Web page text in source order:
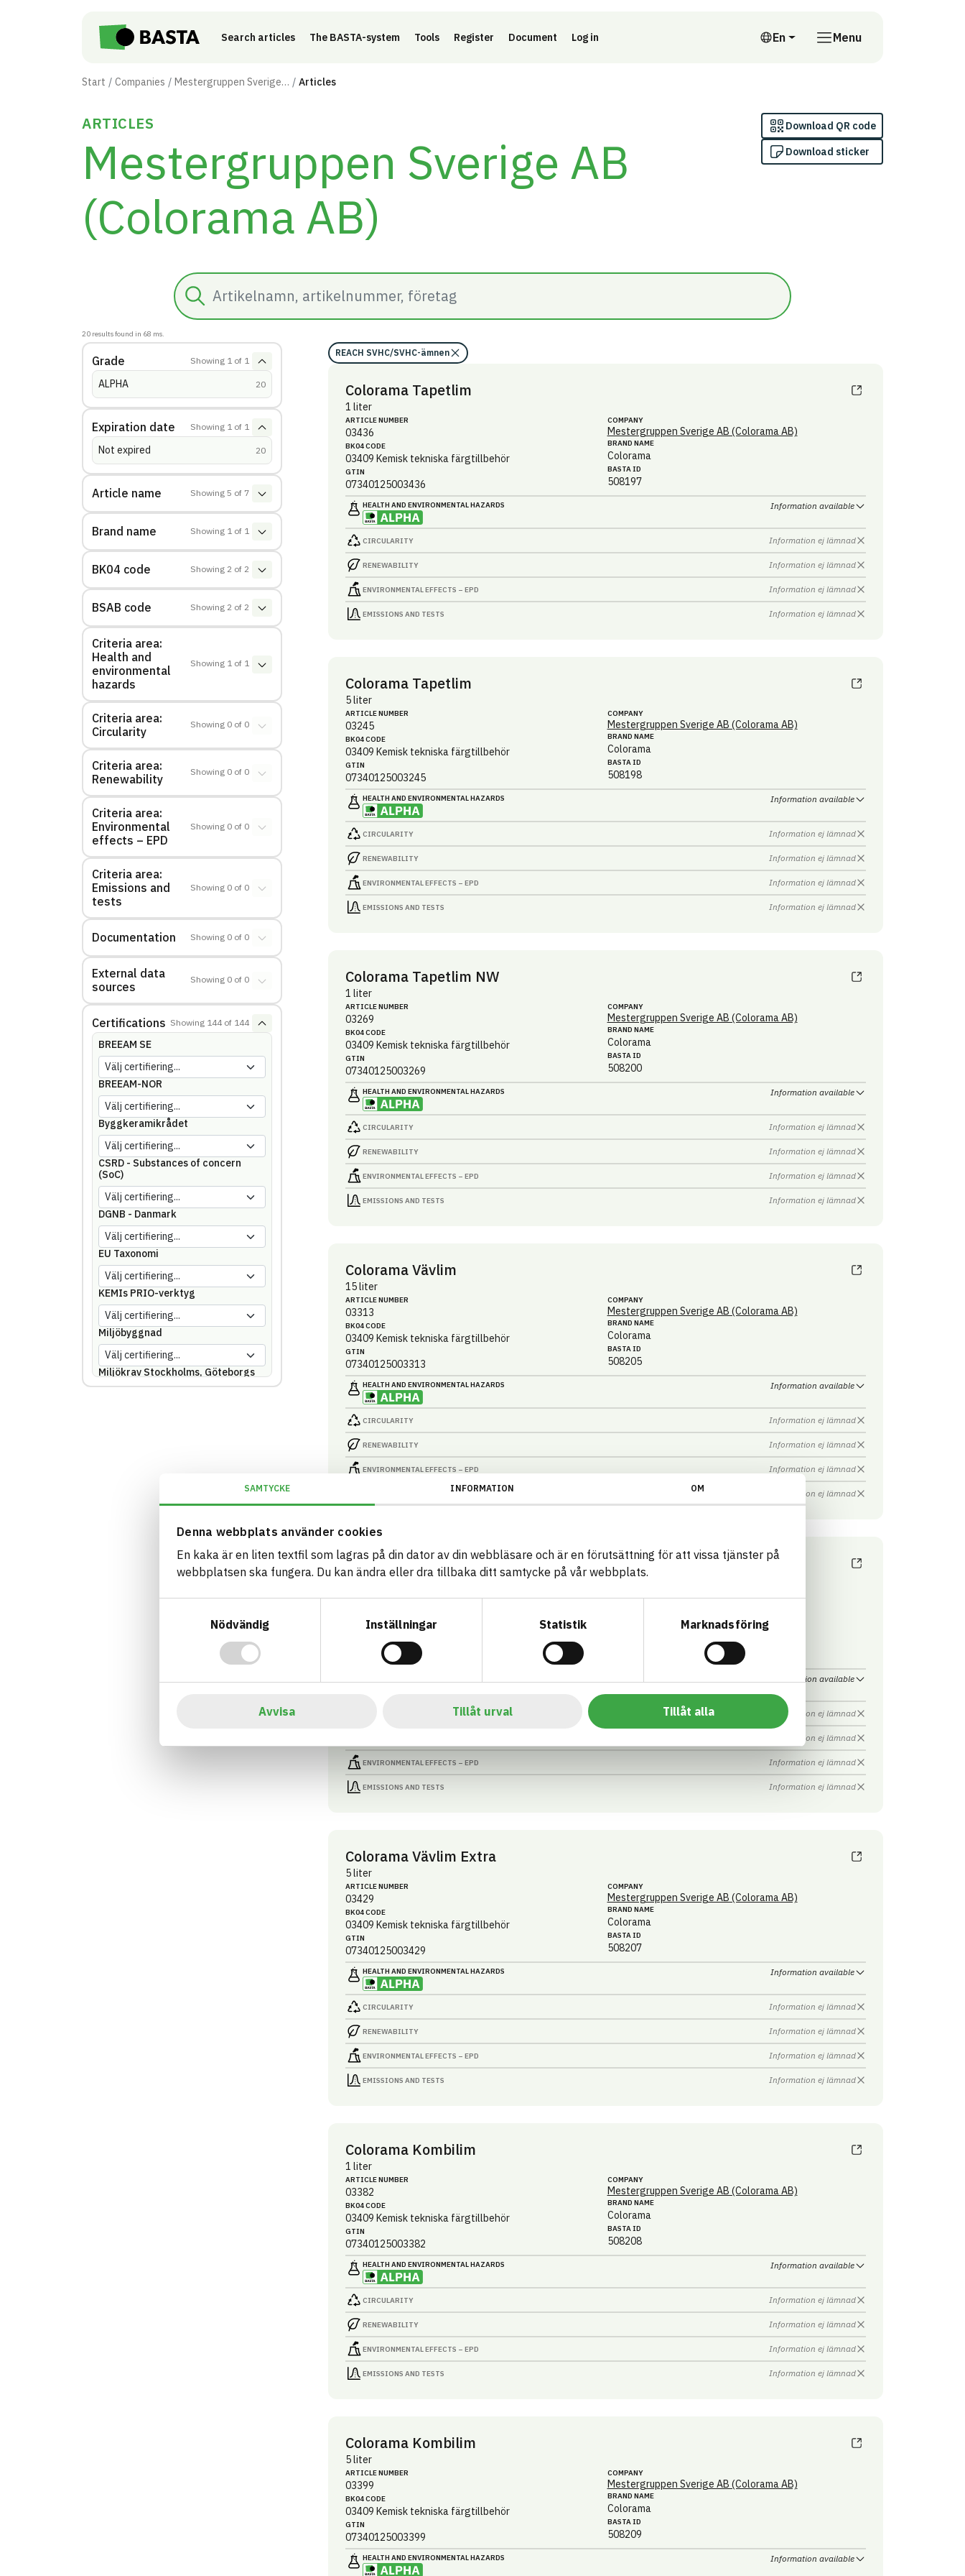
SAMTYCKE INFORMATION OM
Denna webbplats använder cookies
En kaka är en liten textfil som lagras på din dator av din webbläsare och är en förutsättning för att vissa tjänster på
webbplatsen ska fungera. Du kan ändra eller dra tillbaka ditt samtycke på vår webbplats.
Nödvändig
Inställningar Statistik Marknadsföring
Avvisa Tillåt urval Tillåt alla
Search articles The BASTA-system Tools Register Document Log in En
English
Menu
Start Companies Mestergruppen Sverige AB (Colorama AB) Articles
ARTICLES
Mestergruppen Sverige AB
(Colorama AB)
Download QR code
Download sticker
Search
20 results found in 68 ms.
Grade Showing 1 of 1
ALPHA (20hits
Expiration date Showing 1 of 1
Not expired (20hits
Article name Showing 5 of 7
Brand name Showing 1 of 1
BK04 code Showing 2 of 2
BSAB code Showing 2 of 2
Criteria area:
Health and
environmental
hazards
Showing 1 of 1
Criteria area:
Circularity
Showing 0 of 0
Criteria area:
Renewability
Showing 0 of 0
Criteria area:
Environmental
effects – EPD
Showing 0 of 0
Criteria area:
Emissions and
tests
Showing 0 of 0
Documentation Showing 0 of 0
External data
sources
Showing 0 of 0
Certifications Showing 144 of 144
BREEAM SE
BREEAM-NOR
Byggkeramikrådet
CSRD - Substances of concern
(SoC)
DGNB - Danmark
EU Taxonomi
KEMIs PRIO-verktyg
Miljöbyggnad
Miljökrav Stockholms, Göteborgs
eller Malmö stad
Svenska Kraftnät
Upphandlingsmyndigheten
REACH SVHC/SVHC-ämnen
Colorama Tapetlim
1 liter
ARTICLE NUMBER
03436
BK04 CODE
03409 Kemisk tekniska färgtillbehör
GTIN
07340125003436
COMPANY
Mestergruppen Sverige AB (Colorama AB)
BRAND NAME
Colorama
BASTA ID
508197
HEALTH AND ENVIRONMENTAL HAZARDS Information available
CIRCULARITY Information ej lämnad
RENEWABILITY Information ej lämnad
ENVIRONMENTAL EFFECTS – EPD Information ej lämnad
EMISSIONS AND TESTS Information ej lämnad
Colorama Tapetlim
5 liter
ARTICLE NUMBER
03245
BK04 CODE
03409 Kemisk tekniska färgtillbehör
GTIN
07340125003245
COMPANY
Mestergruppen Sverige AB (Colorama AB)
BRAND NAME
Colorama
BASTA ID
508198
HEALTH AND ENVIRONMENTAL HAZARDS Information available
CIRCULARITY Information ej lämnad
RENEWABILITY Information ej lämnad
ENVIRONMENTAL EFFECTS – EPD Information ej lämnad
EMISSIONS AND TESTS Information ej lämnad
Colorama Tapetlim NW
1 liter
ARTICLE NUMBER
03269
BK04 CODE
03409 Kemisk tekniska färgtillbehör
GTIN
07340125003269
COMPANY
Mestergruppen Sverige AB (Colorama AB)
BRAND NAME
Colorama
BASTA ID
508200
HEALTH AND ENVIRONMENTAL HAZARDS Information available
CIRCULARITY Information ej lämnad
RENEWABILITY Information ej lämnad
ENVIRONMENTAL EFFECTS – EPD Information ej lämnad
EMISSIONS AND TESTS Information ej lämnad
Colorama Vävlim
15 liter
ARTICLE NUMBER
03313
BK04 CODE
03409 Kemisk tekniska färgtillbehör
GTIN
07340125003313
COMPANY
Mestergruppen Sverige AB (Colorama AB)
BRAND NAME
Colorama
BASTA ID
508205
HEALTH AND ENVIRONMENTAL HAZARDS Information available
CIRCULARITY Information ej lämnad
RENEWABILITY Information ej lämnad
ENVIRONMENTAL EFFECTS – EPD Information ej lämnad
Information ej lämnad
Colorama Vävlim Extra
1 liter
BK04 CODE
03409 Kemisk tekniska färgtillbehör
07340125003412
Information available
Information ej lämnad
Information ej lämnad
ENVIRONMENTAL EFFECTS – EPD Information ej lämnad
EMISSIONS AND TESTS Information ej lämnad
Colorama Vävlim Extra
5 liter
ARTICLE NUMBER
03429
BK04 CODE
03409 Kemisk tekniska färgtillbehör
GTIN
07340125003429
COMPANY
Mestergruppen Sverige AB (Colorama AB)
BRAND NAME
Colorama
BASTA ID
508207
HEALTH AND ENVIRONMENTAL HAZARDS Information available
CIRCULARITY Information ej lämnad
RENEWABILITY Information ej lämnad
ENVIRONMENTAL EFFECTS – EPD Information ej lämnad
EMISSIONS AND TESTS Information ej lämnad
Colorama Kombilim
1 liter
ARTICLE NUMBER
03382
BK04 CODE
03409 Kemisk tekniska färgtillbehör
GTIN
07340125003382
COMPANY
Mestergruppen Sverige AB (Colorama AB)
BRAND NAME
Colorama
BASTA ID
508208
HEALTH AND ENVIRONMENTAL HAZARDS Information available
CIRCULARITY Information ej lämnad
RENEWABILITY Information ej lämnad
ENVIRONMENTAL EFFECTS – EPD Information ej lämnad
EMISSIONS AND TESTS Information ej lämnad
Colorama Kombilim
5 liter
ARTICLE NUMBER
03399
BK04 CODE
03409 Kemisk tekniska färgtillbehör
GTIN
07340125003399
COMPANY
Mestergruppen Sverige AB (Colorama AB)
BRAND NAME
Colorama
BASTA ID
508209
HEALTH AND ENVIRONMENTAL HAZARDS Information available